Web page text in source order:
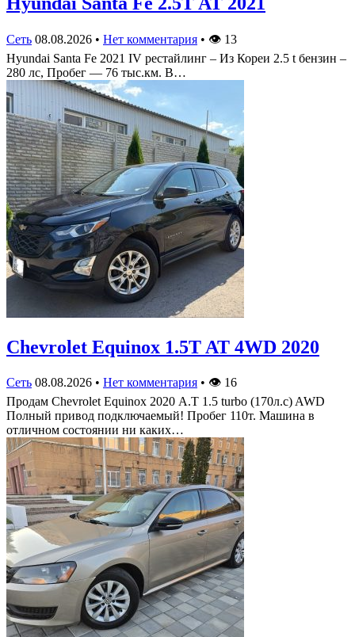
Сеть 08.08.2026 • Нет комментария • 👁 13
Hyundai Santa Fe 2021 IV рестайлинг – Из Кореи 2.5 t бензин –
280 лс, Пробег — 76 тыс.км. В…
Chevrolet Equinox 1.5T AT 4WD 2020
Сеть 08.08.2026 • Нет комментария • 👁 16
Продам Chevrolet Equinox 2020 А.Т 1.5 turbo (170л.с) AWD
Полный привод подключаемый! Пробег 110т. Машина в
отличном состоянии ни каких…